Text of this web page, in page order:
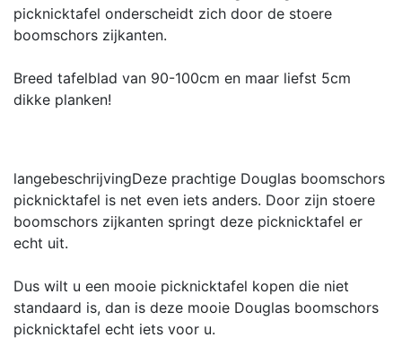
picknicktafel onderscheidt zich door de stoere
boomschors zijkanten.
Breed tafelblad van 90-100cm en maar liefst 5cm
dikke planken!
langebeschrijvingDeze prachtige Douglas boomschors
picknicktafel is net even iets anders. Door zijn stoere
boomschors zijkanten springt deze picknicktafel er
echt uit.
Dus wilt u een mooie picknicktafel kopen die niet
standaard is, dan is deze mooie Douglas boomschors
picknicktafel echt iets voor u.